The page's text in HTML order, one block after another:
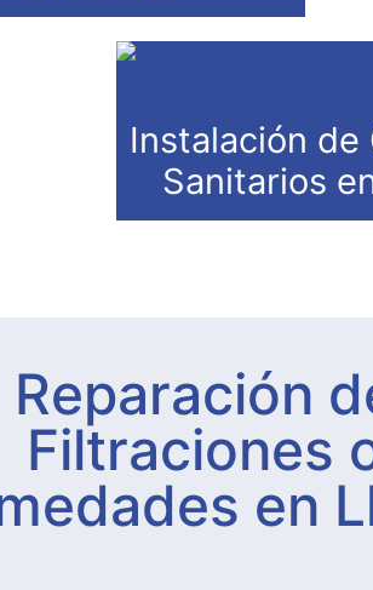
Instalación de
Sanitarios
Reparación
Filtraciones
en